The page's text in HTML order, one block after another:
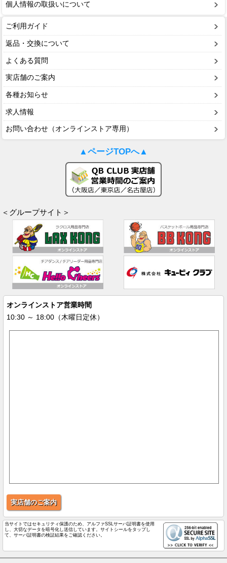
個人情報の取扱いについて
ご利用ガイド
返品・交換について
よくある質問
実店舗のご案内
各種お知らせ
求人情報
お問い合わせ（オンラインストア専用）
▲ページTOPへ▲
＜グループサイト＞
オンラインストア営業時間
10:30 ～ 18:00（木曜日定休）
実店舗のご案内
当サイトではセキュリティ保護のため、アルファSSLサーバ証明書を使用
し、大切なデータを暗号化し送信しています。サイトシールをタップし
て、サーバ証明書の検証結果をご確認ください。